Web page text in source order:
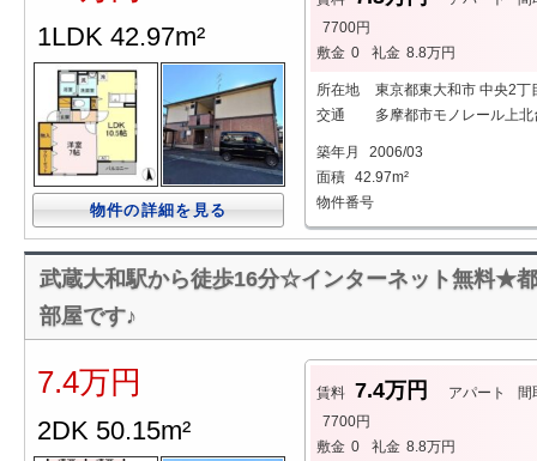
1LDK 42.97m²
物件の詳細を見る
7700円
敷金 0 礼金 8.8万円
所在地
東京都東大和市 中央2丁
交通
多摩都市モノレール上
築年月
2006/03
面積 42.97m²
物件番号
武蔵大和駅から徒歩16分☆インターネット無料★
部屋です♪
7.4万円
2DK 50.15m²
賃料 7.4万円 アパート
間
7700円
敷金 0 礼金 8.8万円